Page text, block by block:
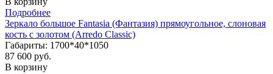
Подробнее
Зеркало большое Fantasia (Фантазия) прямоугольное, слоновая
кость с золотом (Arredo Classic)
Габариты: 1700*40*1050
87 600 руб.
В корзину